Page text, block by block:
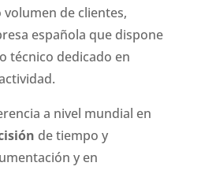
de clientes,
española que dispone
técnico dedicado en
a nivel mundial en
de tiempo y
y en